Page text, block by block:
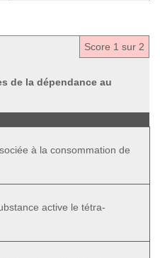
Score 1 sur 2
de la dépendance au
à la consommation de
active le tétra-